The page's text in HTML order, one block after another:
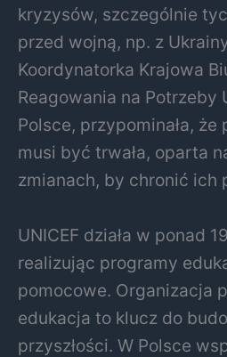
kryzysów, szczególnie
przed wojną, np. z
Koordynatorka Krajowa
Reagowania na Potrzeby
Polsce, przypominała,
musi być trwała, oparta
zmianach, by chronić ich
UNICEF działa w ponad
realizując programy
pomocowe. Organizacja
edukacja to klucz do
przyszłości. W Polsce